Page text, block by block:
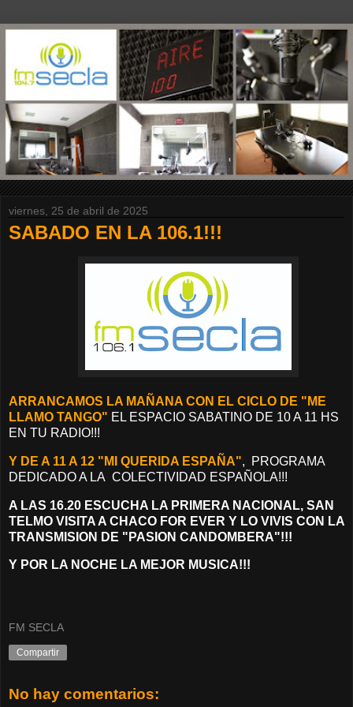
viernes, 25 de abril de 2025
SABADO EN LA 106.1!!!
ARRANCAMOS LA MAÑANA CON EL CICLO DE "ME
LLAMO TANGO" EL ESPACIO SABATINO DE 10 A 11 HS
EN TU RADIO!!!
Y DE A 11 A 12 "MI QUERIDA ESPAÑA", PROGRAMA
DEDICADO A LA COLECTIVIDAD ESPAÑOLA!!!
A LAS 16.20 ESCUCHA LA PRIMERA NACIONAL, SAN
TELMO VISITA A CHACO FOR EVER Y LO VIVIS CON LA
TRANSMISION DE "PASION CANDOMBERA"!!!
Y POR LA NOCHE LA MEJOR MUSICA!!!
FM SECLA
Compartir
No hay comentarios: